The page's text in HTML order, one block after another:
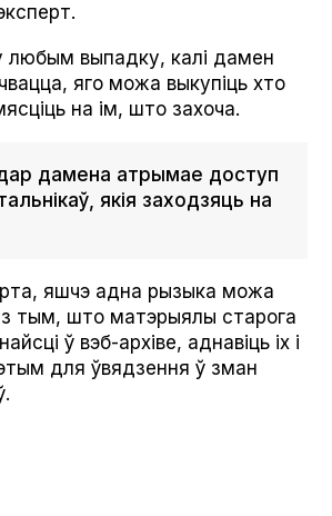
любым выпадку, калі дамен
яго можа выкупіць хто
на ім, што захоча.
дамена атрымае доступ
якія заходзяць на
яшчэ адна рызыка можа
з тым, што матэрыялы старога
ў вэб-архіве, аднавіць іх і
для ўвядзення ў зман